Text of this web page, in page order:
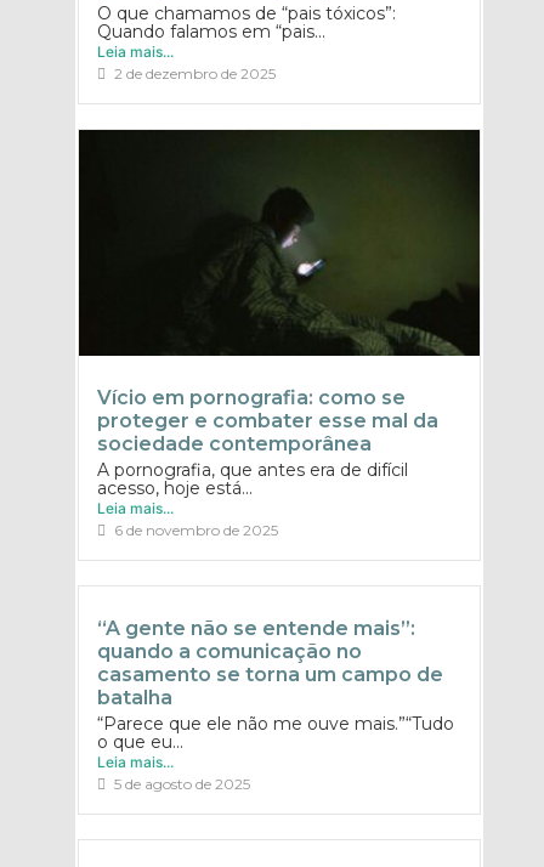
O que chamamos de “pais tóxicos”:
Quando falamos em “pais...
Leia mais...
2 de dezembro de 2025
Vício em pornografia: como se
proteger e combater esse mal da
sociedade contemporânea
A pornografia, que antes era de difícil
acesso, hoje está...
Leia mais...
6 de novembro de 2025
“A gente não se entende mais”:
quando a comunicação no
casamento se torna um campo de
batalha
“Parece que ele não me ouve mais.”“Tudo
o que eu...
Leia mais...
5 de agosto de 2025